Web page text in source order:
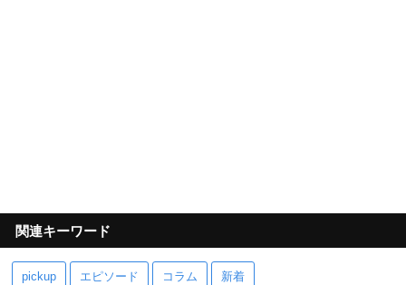
関連キーワード
pickup エピソード コラム 新着